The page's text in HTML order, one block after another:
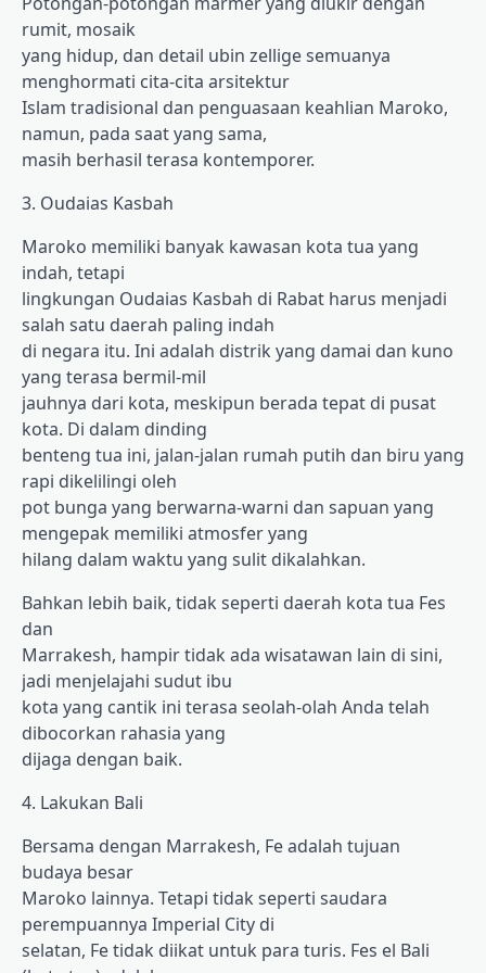
rumit, mosaik
yang hidup, dan detail ubin zellige semuanya
menghormati cita-cita arsitektur
Islam tradisional dan penguasaan keahlian Maroko,
namun, pada saat yang sama,
masih berhasil terasa kontemporer.
3. Oudaias Kasbah
Maroko memiliki banyak kawasan kota tua yang
indah, tetapi
lingkungan Oudaias Kasbah di Rabat harus menjadi
salah satu daerah paling indah
di negara itu. Ini adalah distrik yang damai dan kuno
yang terasa bermil-mil
jauhnya dari kota, meskipun berada tepat di pusat
kota. Di dalam dinding
benteng tua ini, jalan-jalan rumah putih dan biru yang
rapi dikelilingi oleh
pot bunga yang berwarna-warni dan sapuan yang
mengepak memiliki atmosfer yang
hilang dalam waktu yang sulit dikalahkan.
Bahkan lebih baik, tidak seperti daerah kota tua Fes
dan
Marrakesh, hampir tidak ada wisatawan lain di sini,
jadi menjelajahi sudut ibu
kota yang cantik ini terasa seolah-olah Anda telah
dibocorkan rahasia yang
dijaga dengan baik.
4. Lakukan Bali
Bersama dengan Marrakesh, Fe adalah tujuan
budaya besar
Maroko lainnya. Tetapi tidak seperti saudara
perempuannya Imperial City di
selatan, Fe tidak diikat untuk para turis. Fes el Bali